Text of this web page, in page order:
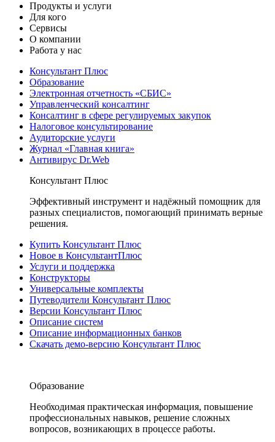
Продукты и услуги
Для кого
Сервисы
О компании
Работа у нас
Консультант Плюс
Образование
Электронная отчетность «СБИС»
Управленческий консалтинг
Консалтинг в сфере регулируемых закупок
Налоговое консультирование
Аудиторские услуги
Журнал «Главная книга»
Антивирус Dr.Web
Консультант Плюс
Эффективный инструмент и надёжный помощник для
разных специалистов, помогающий принимать верные
решения.
Купить Консультант Плюс
Новое в КонсультантПлюс
Услуги и поддержка
Конструкторы
Универсальные комплекты
Путеводители Консультант Плюс
Версии Консультант Плюс
Описание систем
Описание информационных банков
Скачать демо-версию Консультант Плюс
Образование
Необходимая практическая информация, повышение
профессиональных навыков, решение сложных
вопросов, возникающих в процессе работы.